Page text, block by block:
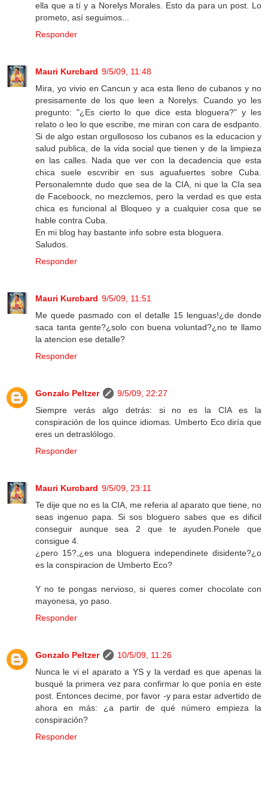
ella que a tí y a Norelys Morales. Esto da para un post. Lo
prometo, así seguimos...
Responder
Mauri Kurcbard 9/5/09, 11:48
Mira, yo vivio en Cancun y aca esta lleno de cubanos y no
presisamente de los que leen a Norelys. Cuando yo les
pregunto: "¿Es cierto lo que dice esta bloguera?" y les
relato o leo lo que escribe, me miran con cara de esdpanto.
Si de algo estan orgullososo los cubanos es la educacion y
salud publica, de la vida social que tienen y de la limpieza
en las calles. Nada que ver con la decadencia que esta
chica suele escvribir en sus aguafuertes sobre Cuba.
Personalemnte dudo que sea de la CIA, ni que la CIa sea
de Faceboock, no mezclemos, pero la verdad es que esta
chica es funcional al Bloqueo y a cualquier cosa que se
hable contra Cuba.
En mi blog hay bastante info sobre esta bloguera.
Saludos.
Responder
Mauri Kurcbard 9/5/09, 11:51
Me quede pasmado con el detalle 15 lenguas!¿de donde
saca tanta gente?¿solo con buena voluntad?¿no te llamo
la atencion ese detalle?
Responder
Gonzalo Peltzer
9/5/09, 22:27
Siempre verás algo detrás: si no es la CIA es la
conspiración de los quince idiomas. Umberto Eco diría que
eres un detraslólogo.
Responder
Mauri Kurcbard 9/5/09, 23:11
Te dije que no es la CIA, me referia al aparato que tiene, no
seas ingenuo papa. Si sos bloguero sabes que es dificil
conseguir aunque sea 2 que te ayuden.Ponele que
consigue 4.
¿pero 15?,¿es una bloguera independinete disidente?¿o
es la conspiracion de Umberto Eco?
Y no te pongas nervioso, si queres comer chocolate con
mayonesa, yo paso.
Responder
Gonzalo Peltzer
10/5/09, 11:26
Nunca le vi el aparato a YS y la verdad es que apenas la
busqué la primera vez para confirmar lo que ponía en este
post. Entonces decime, por favor -y para estar advertido de
ahora en más: ¿a partir de qué número empieza la
conspiración?
Responder